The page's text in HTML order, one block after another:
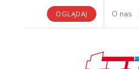
OGLĄDAJ O nas